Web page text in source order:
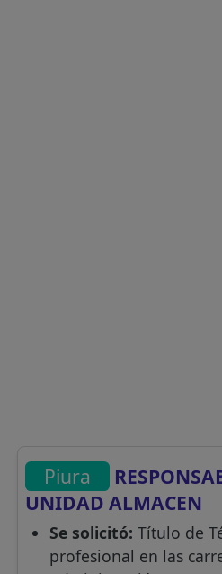
Piura
UNIDAD ALMACEN
Se solicitó: Título de
profesional en las